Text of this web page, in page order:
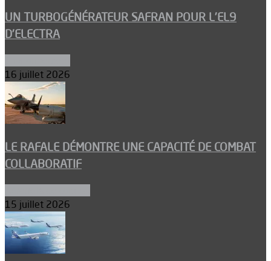
UN TURBOGÉNÉRATEUR SAFRAN POUR L’EL9
D’ELECTRA
16 juillet 2026
LE RAFALE DÉMONTRE UNE CAPACITÉ DE COMBAT
COLLABORATIF
15 juillet 2026